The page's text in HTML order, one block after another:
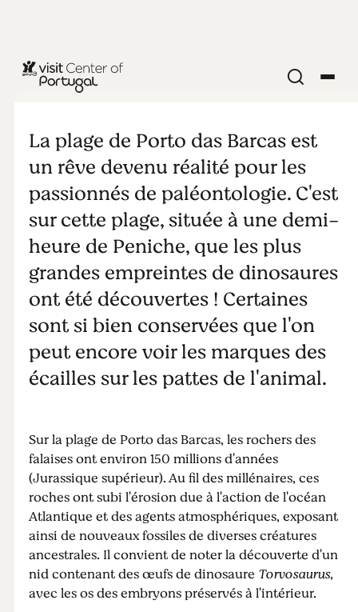
PLAGES & SURF
Porto das
Barcas
La plage de Porto das Barcas est
un rêve devenu réalité pour les
passionnés de paléontologie. C'est
sur cette plage, située à une demi-
heure de Peniche, que les plus
grandes empreintes de dinosaures
ont été découvertes ! Certaines
sont si bien conservées que l'on
peut encore voir les marques des
écailles sur les pattes de l'animal.
Sur la plage de Porto das Barcas, les rochers des
falaises ont environ 150 millions d'années
(Jurassique supérieur). Au fil des millénaires, ces
roches ont subi l'érosion due à l'action de l'océan
Atlantique et des agents atmosphériques, exposant
ainsi de nouveaux fossiles de diverses créatures
ancestrales. Il convient de noter la découverte d'un
nid contenant des œufs de dinosaure Torvosaurus,
avec les os des embryons préservés à l'intérieur.